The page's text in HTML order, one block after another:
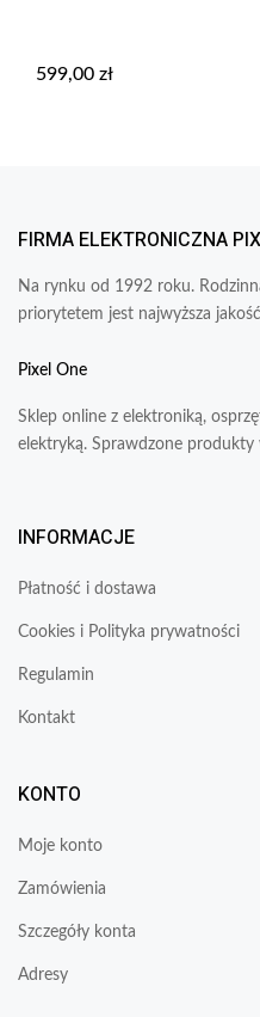
599,00 zł
FIRMA ELEKTRONICZNA
Na rynku od 1992 roku.
priorytetem jest najwyższa
Pixel One
Sklep online z elektroniką,
elektryką. Sprawdzone produkty
INFORMACJE
Płatność i dostawa
Cookies i Polityka prywatności
Regulamin
Kontakt
KONTO
Moje konto
Zamówienia
Szczegóły konta
Adresy